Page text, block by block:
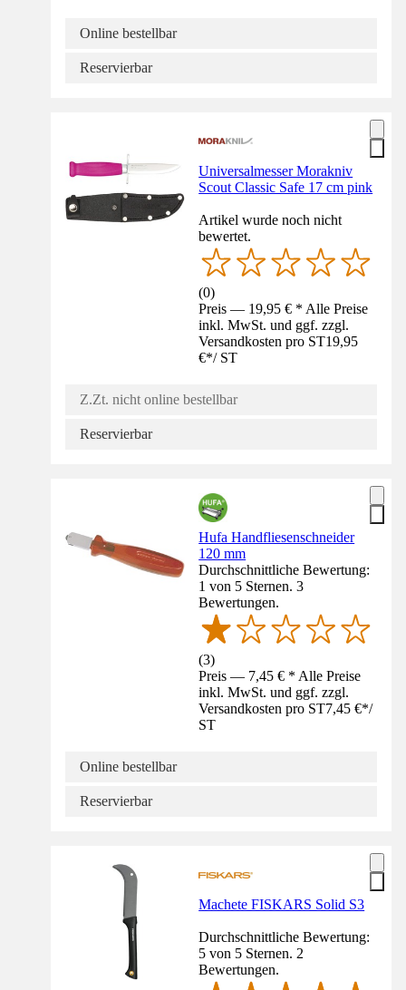
Online bestellbar
Reservierbar
Universalmesser Morakniv
Scout Classic Safe 17 cm pink
Artikel wurde noch nicht
bewertet.
(0)
Preis — 19,95 € * Alle Preise
inkl. MwSt. und ggf. zzgl.
Versandkosten pro ST19,95
€*/ ST
Z.Zt. nicht online bestellbar
Reservierbar
Hufa Handfliesenschneider
120 mm
Durchschnittliche Bewertung:
1 von 5 Sternen. 3
Bewertungen.
(3)
Preis — 7,45 € * Alle Preise
inkl. MwSt. und ggf. zzgl.
Versandkosten pro ST7,45 €*/
ST
Online bestellbar
Reservierbar
Machete FISKARS Solid S3
Durchschnittliche Bewertung:
5 von 5 Sternen. 2
Bewertungen.